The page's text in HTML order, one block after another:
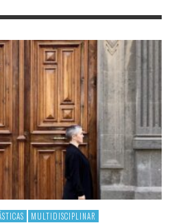
MULTIDISCIPLINAR